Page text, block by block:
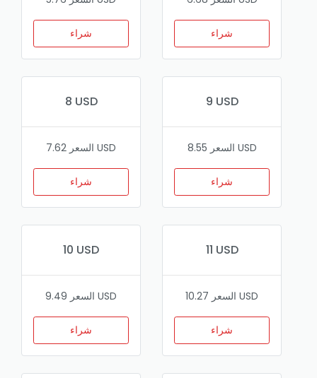
شراء شراء
8 USD
السعر 7.62 USD
شراء
9 USD
السعر 8.55 USD
شراء
10 USD
السعر 9.49 USD
شراء
11 USD
السعر 10.27 USD
شراء